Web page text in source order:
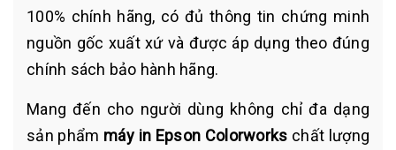
100% chính hãng, có đủ thông tin chứng minh
nguồn gốc xuất xứ và được áp dụng theo đúng
chính sách bảo hành hãng.
Mang đến cho người dùng không chỉ đa dạng
sản phẩm máy in Epson Colorworks chất lượng